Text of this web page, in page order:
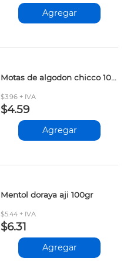
Agregar
Motas de algodon chicco 100pza
$3.96 + IVA
$4.59
Agregar
Mentol doraya aji 100gr
$5.44 + IVA
$6.31
Agregar